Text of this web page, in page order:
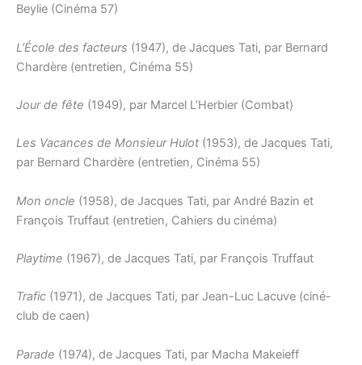
Beylie (Cinéma 57)
L’École des facteurs (1947), de Jacques Tati, par Bernard
Chardère (entretien, Cinéma 55)
Jour de fête (1949), par Marcel L’Herbier (Combat)
Les Vacances de Monsieur Hulot (1953), de Jacques Tati,
par Bernard Chardère (entretien, Cinéma 55)
Mon oncle (1958), de Jacques Tati, par André Bazin et
François Truffaut (entretien, Cahiers du cinéma)
Playtime (1967), de Jacques Tati, par François Truffaut
Trafic (1971), de Jacques Tati, par Jean-Luc Lacuve (ciné-
club de caen)
Parade (1974), de Jacques Tati, par Macha Makeieff